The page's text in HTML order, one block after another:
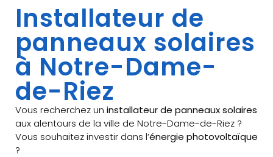
Installateur de
panneaux solaires
à Notre-Dame-
de-Riez
Vous recherchez un installateur de panneaux solaires
aux alentours de la ville de Notre-Dame-de-Riez ?
Vous souhaitez investir dans l’énergie photovoltaïque
?